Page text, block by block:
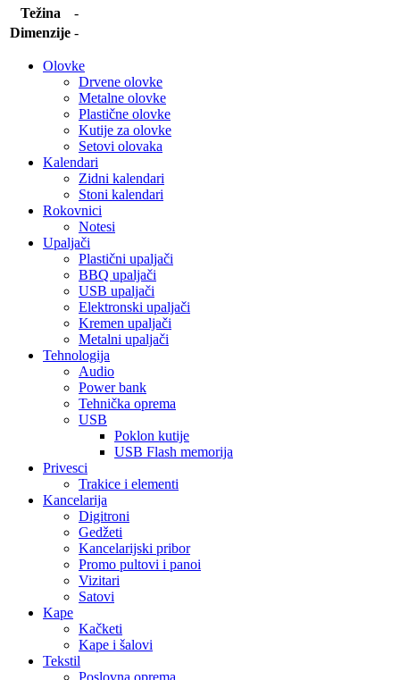
Težina
-
Dimenzije -
Olovke
Drvene olovke
Metalne olovke
Plastične olovke
Kutije za olovke
Setovi olovaka
Kalendari
Zidni kalendari
Stoni kalendari
Rokovnici
Notesi
Upaljači
Plastični upaljači
BBQ upaljači
USB upaljači
Elektronski upaljači
Kremen upaljači
Metalni upaljači
Tehnologija
Audio
Power bank
Tehnička oprema
USB
Poklon kutije
USB Flash memorija
Privesci
Trakice i elementi
Kancelarija
Digitroni
Gedžeti
Kancelarijski pribor
Promo pultovi i panoi
Vizitari
Satovi
Kape
Kačketi
Kape i šalovi
Tekstil